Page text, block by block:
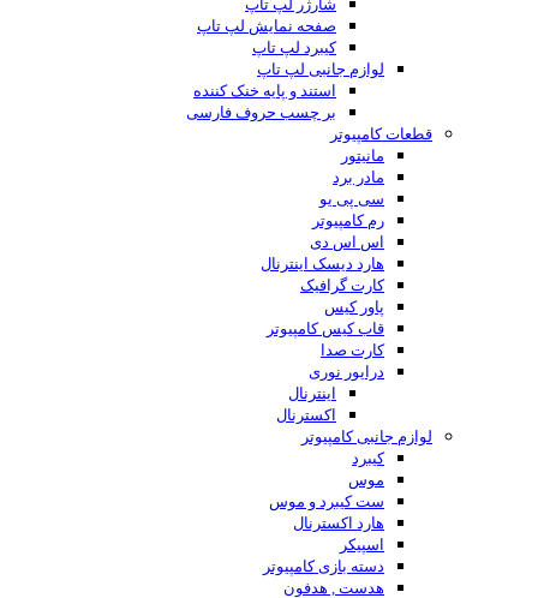
شارژر لپ تاپ
صفحه نمایش لپ تاپ
کیبرد لپ تاپ
لوازم جانبی لپ تاپ
استند و پایه خنک کننده
بر چسب حروف فارسی
قطعات کامپیوتر
مانیتور
مادر برد
سی پی یو
رم کامپیوتر
اس اس دی
هارد دیسک اینترنال
کارت گرافیک
پاور کیس
قاب کیس کامپیوتر
کارت صدا
درایور نوری
اینترنال
اکسترنال
لوازم جانبی کامپیوتر
کیبرد
موس
ست کیبرد و موس
هارد اکسترنال
اسپیکر
دسته بازی کامپیوتر
هدست , هدفون